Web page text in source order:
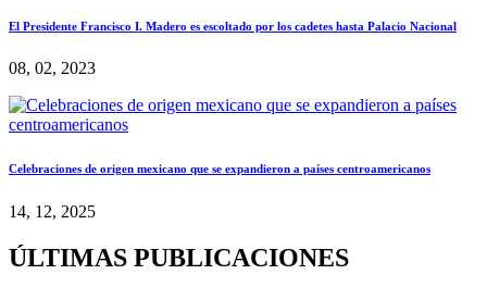
El Presidente Francisco I. Madero es escoltado por los cadetes hasta Palacio Nacional
08, 02, 2023
Celebraciones de origen mexicano que se expandieron a países centroamericanos
14, 12, 2025
ÚLTIMAS PUBLICACIONES